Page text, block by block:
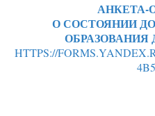
АНКЕТА-
О СОСТОЯНИИ
ОБРАЗОВАНИЯ
HTTPS://